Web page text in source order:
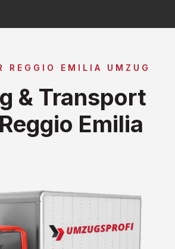
REGGIO EMILIA UMZUG
& Transport
Emilia